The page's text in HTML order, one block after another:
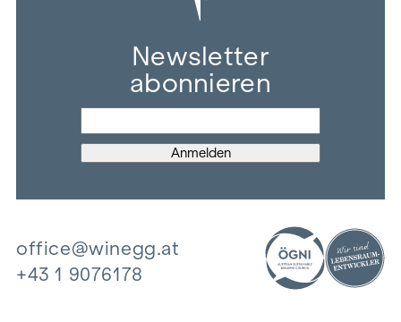
Newsletter
abonnieren
office@winegg.at
+43 1 9076178